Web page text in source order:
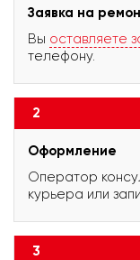
Заявка на
Вы оставляете
телефону.
2
Оформление
Оператор
курьера или
3